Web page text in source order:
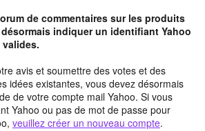
de commentaires sur les produits
indiquer un identifiant Yahoo
avis et soumettre des votes et des
idées existantes, vous devez désormais
de votre compte mail Yahoo. Si vous
Yahoo ou pas de mot de passe pour
veuillez créer un nouveau compte.